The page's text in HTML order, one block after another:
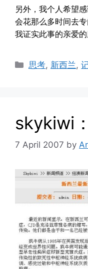
另外，我个人希望
会花那么多时间去
我证实此事的亲爱
Categories
思考, 新西兰,
skykiwi
7 April 2007 by